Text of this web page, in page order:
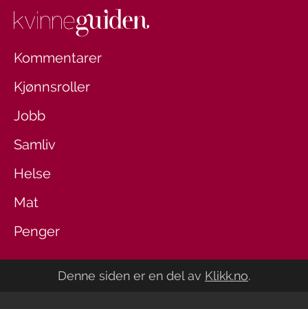
Kommentarer
Kjønnsroller
Jobb
Samliv
Helse
Mat
Penger
Denne siden er en del av Klikk.no.